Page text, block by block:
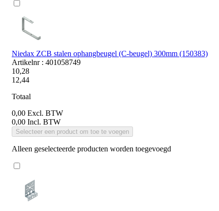
Niedax ZCB stalen ophangbeugel (C-beugel) 300mm (150383)
Artikelnr : 401058749
10,28
12,44
Totaal
0,00 Excl. BTW
0,00 Incl. BTW
Selecteer een product om toe te voegen
Alleen geselecteerde producten worden toegevoegd